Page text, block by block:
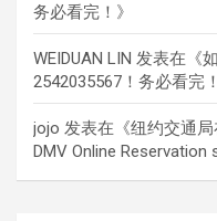
务必看完！ 》
WEIDUAN LIN 发表在《
2542035567！务必看完！
jojo 发表在《纽约交通
DMV Online Reservation